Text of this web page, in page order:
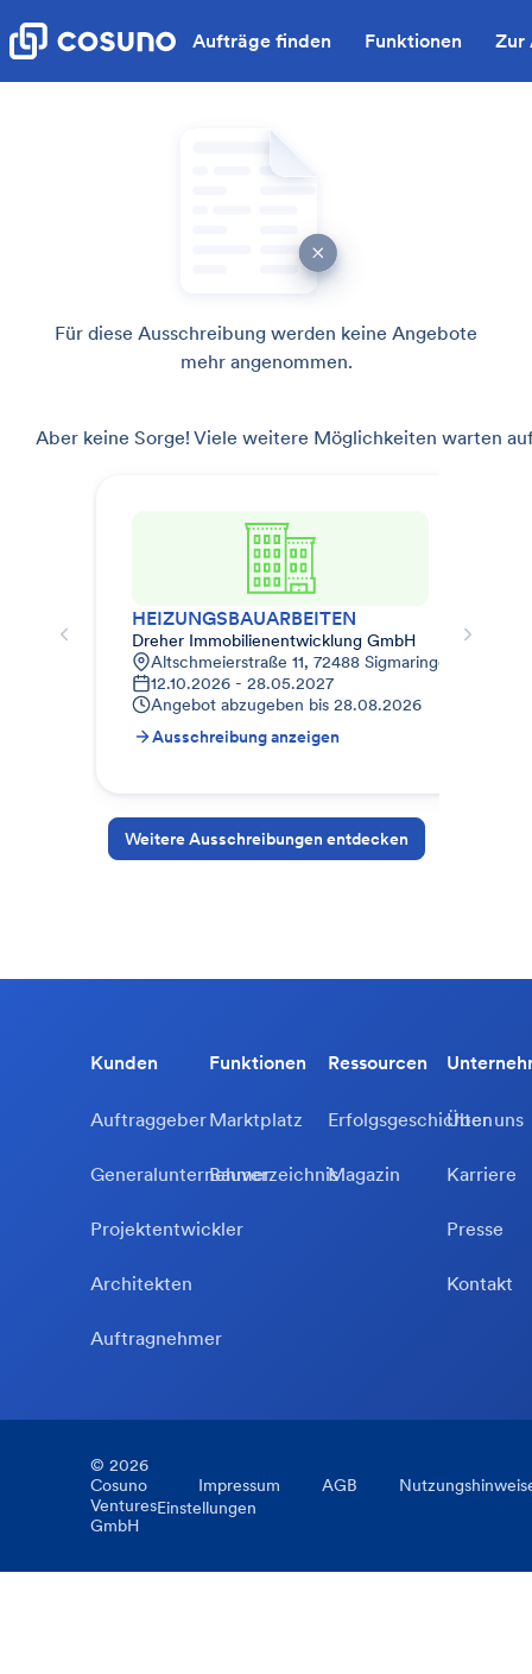
Aufträge finden Funktionen Zur
Für diese Ausschreibung werden keine Angebote
mehr angenommen.
Aber keine Sorge! Viele weitere Möglichkeiten warten
HEIZUNGSBAUARBEITEN
Dreher Immobilienentwicklung GmbH
Altschmeierstraße 11, 72488 Sigmaringen,
12.10.2026 - 28.05.2027
Angebot abzugeben bis 28.08.2026
Ausschreibung anzeigen
Weitere Ausschreibungen entdecken
Kunden
Auftraggeber
Generalunternehmer
Projektentwickler
Architekten
Auftragnehmer
Funktionen
Marktplatz
Bauverzeichnis
Ressourcen
Erfolgsgeschichten
Magazin
Über uns
Karriere
Presse
Kontakt
© 2026
Cosuno
Ventures
GmbH
Impressum AGB
Einstellungen